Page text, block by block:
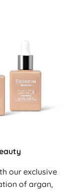
our exclusive
of argan,